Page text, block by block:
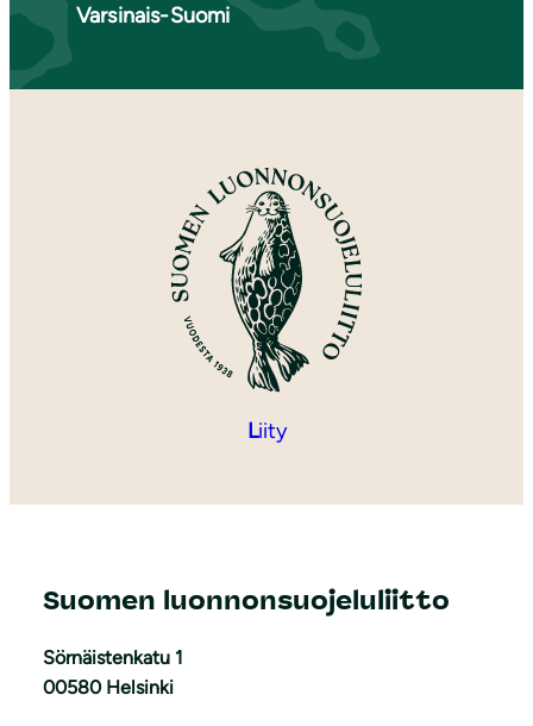
Varsinais-Suomi
Liity
Suomen luonnonsuojeluliitto
Sörnäistenkatu 1
00580 Helsinki